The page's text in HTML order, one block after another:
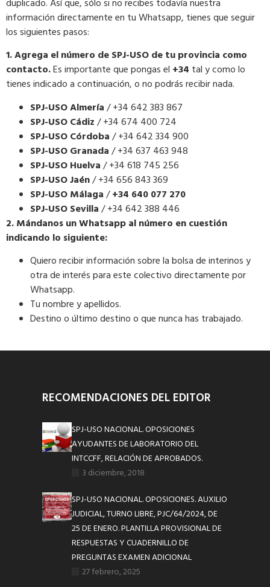
duplicado. Así que, sólo si no recibes todavía nuestra
información directamente en tu Whatsapp, tienes que seguir
los siguientes pasos:
1. Agrega el número de SPJ-USO de tu provincia como
contacto.Es importante que pongas el +34 tal y como lo
tienes indicado a continuación, o no podrás recibir nada.
SPJ-USO Almería/ +34 642 383 867
SPJ-USO Cádiz/ +34 674 400 724
SPJ-USO Córdoba/ +34 642 334 900
SPJ-USO Granada/ +34 637 463 948
SPJ-USO Huelva/ +34 618 745 256
SPJ-USO Jaén/ +34 656 843 369
SPJ-USO Málaga/+34 640 077 270
SPJ-USO Sevilla/ +34 642 388 446
2. Mándanos un Whatsapp al número en cuestión
indicando lo siguiente:
Quiero recibir información sobre la bolsa de interinos y
otra de interés para este colectivo directamente por
Whatsapp.
Tu nombre y apellidos.
Destino o último destino o que nunca has trabajado.
RECOMENDACIONES DEL EDITOR
SPJ-USO NACIONAL. OPOSICIONES
AYUDANTES DE LABORATORIO DEL
INTCCFF, RELACIÓN DE APROBADOS.
3 diciembre, 2018
SPJ-USO NACIONAL. OPOSICIONES. AUXILIO
JUDICIAL, TURNO LIBRE, PJC/64/2024, DE
25 DE ENERO. PLANTILLA PROVISIONAL DE
RESPUESTAS Y CUADERNILLO DE
PREGUNTAS EXAMEN ADICIONAL
27 febrero, 2025